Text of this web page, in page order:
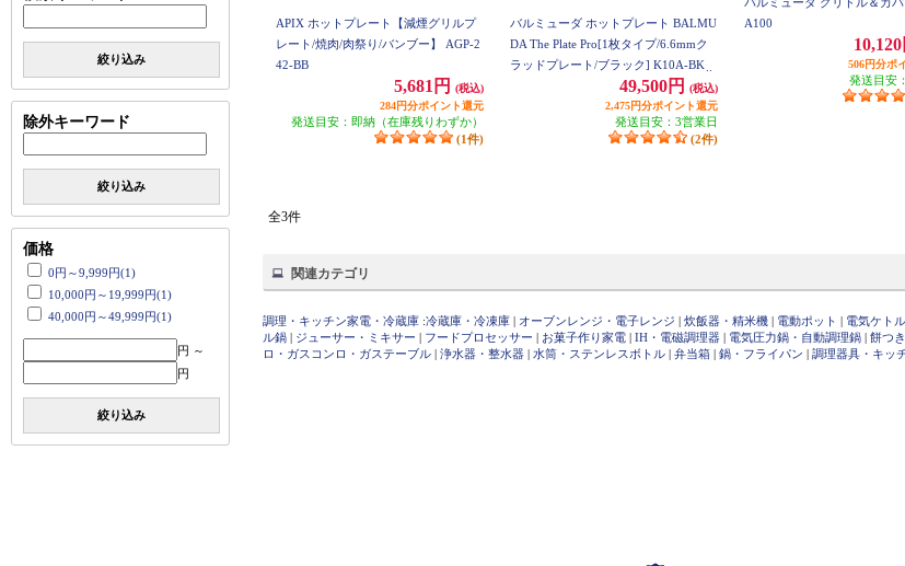
絞り込み
除外キーワード
絞り込み
価格
0円～9,999円(1)
10,000円～19,999円(1)
40,000円～49,999円(1)
円 ～
円
絞り込み
APIX ホットプレート【減煙グリルプ
レート/焼肉/肉祭り/バンブー】 AGP-2
42-BB
5,681円
(税込)
284円分ポイント還元
発送目安：即納（在庫残りわずか）
(1件)
バルミューダ ホットプレート BALMU
DA The Plate Pro[1枚タイプ/6.6mmク
ラッドプレート/ブラック] K10A-BK
49,500円
(税込)
2,475円分ポイント還元
発送目安：3営業日
(2件)
A100
10,120
506円分ポ
発送目安
全3件
関連カテゴリ
調理・キッチン家電・冷蔵庫 :冷蔵庫・冷凍庫 | オーブンレンジ・電子レンジ | 炊飯器・精米機 | 電動ポット | 電気ケトル
ル鍋 | ジューサー・ミキサー | フードプロセッサー | お菓子作り家電 | IH・電磁調理器 | 電気圧力鍋・自動調理鍋 | 餅つ
ロ・ガスコンロ・ガステーブル | 浄水器・整水器 | 水筒・ステンレスボトル | 弁当箱 | 鍋・フライパン | 調理器具・キッ